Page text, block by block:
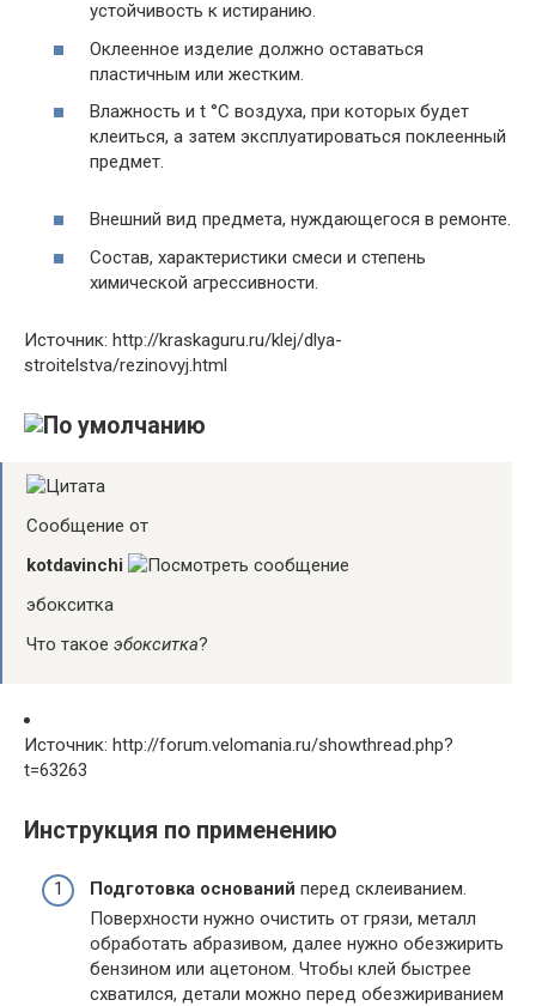
устойчивость к истиранию.
Оклеенное изделие должно оставаться
пластичным или жестким.
Влажность и t °C воздуха, при которых будет
клеиться, а затем эксплуатироваться поклеенный
предмет.
Внешний вид предмета, нуждающегося в ремонте.
Состав, характеристики смеси и степень
химической агрессивности.
Источник: http://kraskaguru.ru/klej/dlya-
stroitelstva/rezinovyj.html
Сообщение от
kotdavinchi
эбокситка
Что такое эбокситка?
Источник: http://forum.velomania.ru/showthread.php?
t=63263
Инструкция по применению
Подготовка оснований перед склеиванием.
Поверхности нужно очистить от грязи, металл
обработать абразивом, далее нужно обезжирить
бензином или ацетоном. Чтобы клей быстрее
схватился, детали можно перед обезжириванием